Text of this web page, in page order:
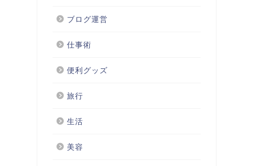
ブログ運営
仕事術
便利グッズ
旅行
生活
美容